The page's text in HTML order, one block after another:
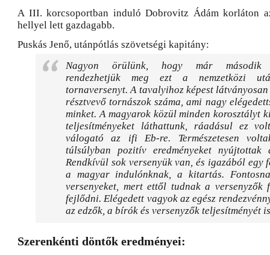
A III. korcsoportban induló Dobrovitz Ádám korláton
hellyel lett gazdagabb.
Puskás Jenő, utánpótlás szövetségi kapitány:
Nagyon örülünk, hogy már második
rendezhetjük meg ezt a nemzetközi
tornaversenyt. A tavalyihoz képest
résztvevő tornászok száma, ami nagy
minket. A magyarok közül minden korosztályt
teljesítményeket láthattunk, ráadásul ez
válogató az ifi Eb-re. Természetesen
túlsúlyban pozitív eredményeket nyújtottak
Rendkívül sok versenyük van, és igazából egy
a magyar indulónknak, a kitartás.
versenyeket, mert ettől tudnak a versenyzők
fejlődni. Elégedett vagyok az egész
az edzők, a bírók és versenyzők teljesítményét
Szerenkénti döntők eredményei: